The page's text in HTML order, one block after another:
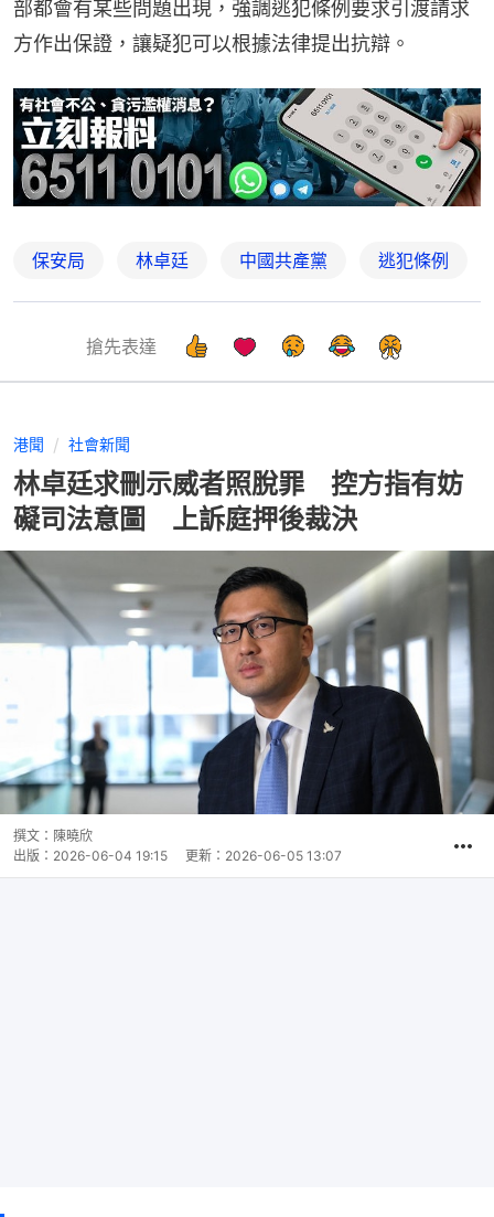
部都會有某些問題出現，強調逃犯條例要求引渡請求
方作出保證，讓疑犯可以根據法律提出抗辯。
保安局 林卓廷 中國共產黨 逃犯條例
搶先表達
港聞 社會新聞
林卓廷求刪示威者照脫罪 控方指有妨
礙司法意圖 上訴庭押後裁決
撰文： 陳曉欣
出版： 2026-06-04 19:15 更新： 2026-06-05 13:07